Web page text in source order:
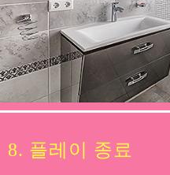
8. 플레이 종료